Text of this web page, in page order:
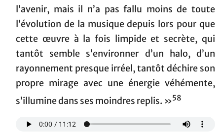
l’avenir, mais il n’a pas fallu moins de toute
l’évolution de la musique depuis lors pour que
cette œuvre à la fois limpide et secrète, qui
tantôt semble s’environner d’un halo, d’un
rayonnement presque irréel, tantôt déchire son
propre mirage avec une énergie véhémente,
s’illumine dans ses moindres replis. »58